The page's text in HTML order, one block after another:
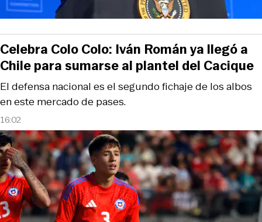
16:02
El defensa nacional es el segundo fichaje de los albos
en este mercado de pases.
Celebra Colo Colo: Iván Román ya llegó a
Chile para sumarse al plantel del Cacique